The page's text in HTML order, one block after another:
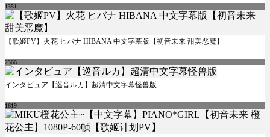
1351
【歌姬PV】火花 ヒバナ HIBANA 中文字幕版【初音未来 甜美恶魔】
2366
インタビュア【巡音ルカ】超清中文字幕怪兽版
1619